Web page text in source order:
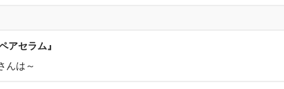
アセラム』
んは～